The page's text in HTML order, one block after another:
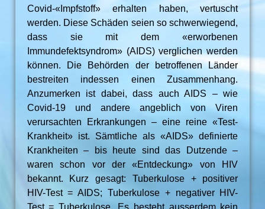
Covid-«Impfstoff» erhalten haben, vertuscht
werden. Diese Schäden seien so schwerwiegend,
dass sie mit dem «erworbenen
Immundefektsyndrom» (AIDS) verglichen werden
können. Die Behörden der betroffenen Länder
bestreiten indessen einen Zusammenhang.
Anzumerken ist dabei, dass auch AIDS – wie
Covid-19 und andere angeblich von Viren
verursachten Erkrankungen – eine reine «Test-
Krankheit» ist. Sämtliche als «AIDS» definierte
Krankheiten – bis heute sind das Dutzende –
waren schon vor der «Entdeckung» von HIV
bekannt. Kurz gesagt: Tuberkulose + positiver
HIV-Test = AIDS; Tuberkulose + negativer HIV-
Test = Tuberkulose. Es besteht ausserdem kein